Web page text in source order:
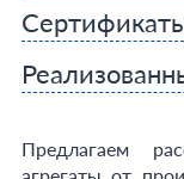
Предлагаем